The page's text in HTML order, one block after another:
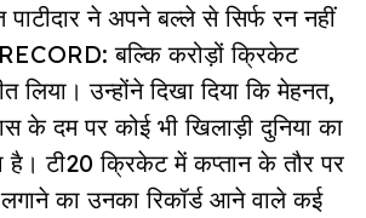
ने अपने बल्ले से सिर्फ रन नहीं
बल्कि करोड़ों क्रिकेट
लिया। उन्होंने दिखा दिया कि मेहनत,
के दम पर कोई भी खिलाड़ी दुनिया का
टी20 क्रिकेट में कप्तान के तौर पर
का उनका रिकॉर्ड आने वाले कई